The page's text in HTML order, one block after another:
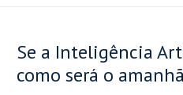
Se a Inteligência
como será o